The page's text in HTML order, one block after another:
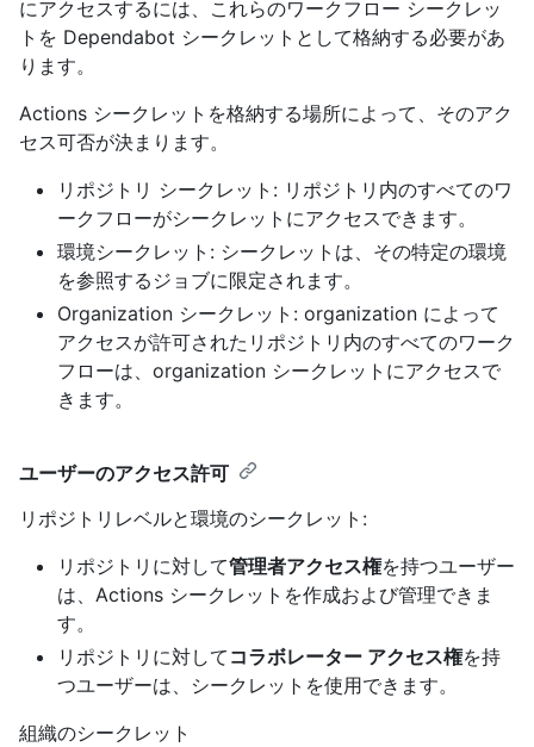
にアクセスするには、これらのワークフロー シークレッ
トを Dependabot シークレットとして格納する必要があ
ります。
Actions シークレットを格納する場所によって、そのアク
セス可否が決まります。
リポジトリ シークレット: リポジトリ内のすべてのワ
ークフローがシークレットにアクセスできます。
環境シークレット: シークレットは、その特定の環境
を参照するジョブに限定されます。
Organization シークレット: organization によって
アクセスが許可されたリポジトリ内のすべてのワーク
フローは、organization シークレットにアクセスで
きます。
ユーザーのアクセス許可
リポジトリレベルと環境のシークレット:
リポジトリに対して管理者アクセス権を持つユーザー
は、Actions シークレットを作成および管理できま
す。
リポジトリに対して コラボレーター アクセス権を持
つユーザーは、シークレットを使用できます。
組織のシークレット